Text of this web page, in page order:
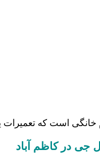
خانگی است که
جی در کاظم آباد